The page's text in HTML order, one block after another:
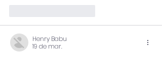
Henry Babu
19 de mar.